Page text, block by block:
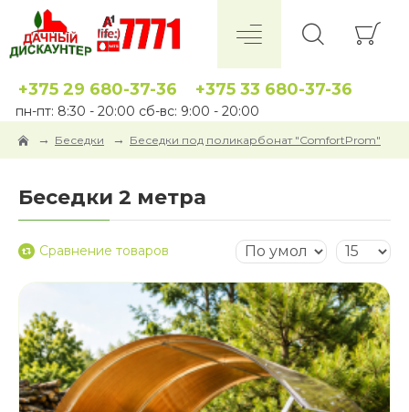
+375 29 680-37-36 +375 33 680-37-36
пн-пт: 8:30 - 20:00 сб-вс: 9:00 - 20:00
Беседки Беседки под поликарбонат "ComfortProm"
Беседки 2 метра
Сравнение товаров